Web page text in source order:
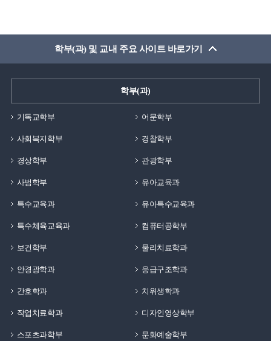
학부(과) 및 교내 주요 사이트 바로가기
학부(과)
기독교학부 어문학부
사회복지학부 경찰학부
경상학부 관광학부
사범학부 유아교육과
특수교육과 유아특수교육과
특수체육교육과 컴퓨터공학부
보건학부 물리치료학과
안경광학과 응급구조학과
간호학과 치위생학과
작업치료학과 디자인영상학부
스포츠과학부 문화예술학부